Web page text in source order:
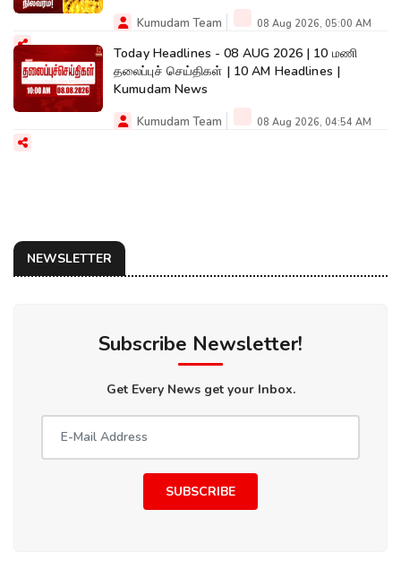
Kumudam Team 08 Aug 2026, 05:00 AM
Today Headlines - 08 AUG 2026 | 10 மணி
தலைப்புச் செய்திகள் | 10 AM Headlines |
Kumudam News
Kumudam Team 08 Aug 2026, 04:54 AM
NEWSLETTER
Subscribe Newsletter!
Get Every News get your Inbox.
SUBSCRIBE